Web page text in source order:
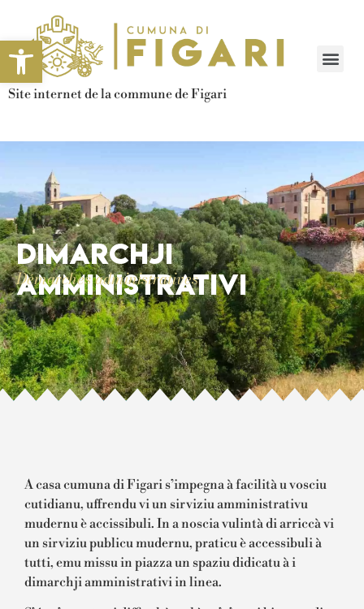
Site internet de la commune de Figari
Dimarchji
amministrativi
Démarches administratives
A casa cumuna di Figari s’impegna à facilità u vosciu
cutidianu, uffrendu vi un sirviziu amministrativu
mudernu è accissibuli. In a noscia vulintà di arriccà vi
un sirviziu publicu mudernu, praticu è accessibuli à
tutti, emu missu in piazza un spaziu didicatu à i
dimarchji amministrativi in linea.
Ouvrir la barre d’outils